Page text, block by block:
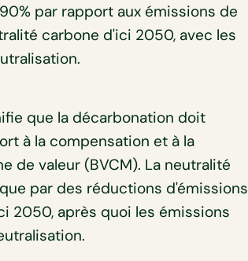
par rapport aux émissions de
carbone d'ici 2050, avec les
que la décarbonation doit
à la compensation et à la
de valeur (BVCM). La neutralité
par des réductions d'émissions
2050, après quoi les émissions